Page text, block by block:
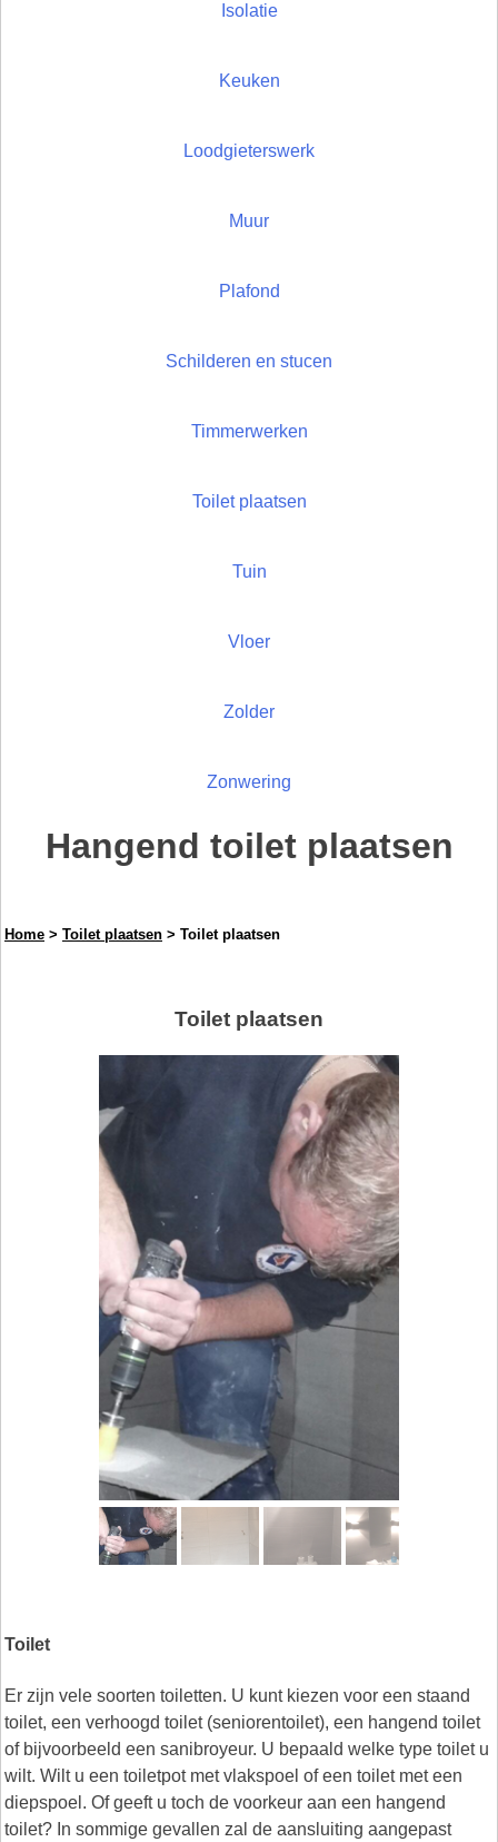
Isolatie
Keuken
Loodgieterswerk
Muur
Plafond
Schilderen en stucen
Timmerwerken
Toilet plaatsen
Tuin
Vloer
Zolder
Zonwering
Hangend toilet plaatsen
Home > Toilet plaatsen > Toilet plaatsen
Toilet plaatsen
Toilet
Er zijn vele soorten toiletten. U kunt kiezen voor een staand
toilet, een verhoogd toilet (seniorentoilet), een hangend toilet
of bijvoorbeeld een sanibroyeur. U bepaald welke type toilet u
wilt. Wilt u een toiletpot met vlakspoel of een toilet met een
diepspoel. Of geeft u toch de voorkeur aan een hangend
toilet? In sommige gevallen zal de aansluiting aangepast